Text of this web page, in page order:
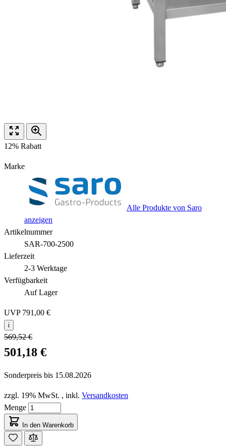
12% Rabatt
Marke
Alle Produkte von Saro
anzeigen
Artikelnummer
SAR-700-2500
Lieferzeit
2-3 Werktage
Verfügbarkeit
Auf Lager
UVP 791,00 €
i
569,52 €
501,18 €
Sonderpreis bis 15.08.2026
zzgl. 19% MwSt. , inkl. Versandkosten
Menge
In den Warenkorb